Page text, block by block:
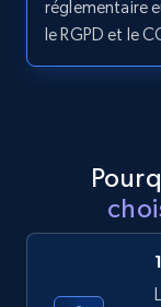
11.3K+
réglementaire
le RGPD et le